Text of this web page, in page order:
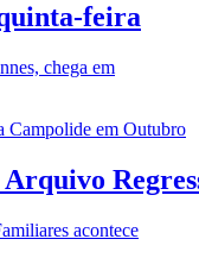
feira
chega em
acontece